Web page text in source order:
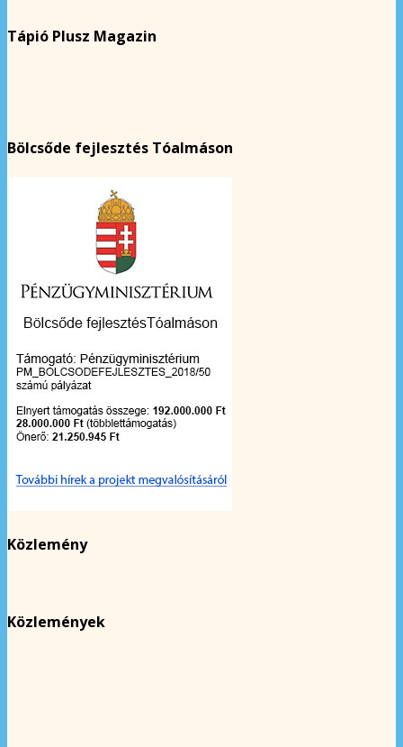
Tápió Plusz Magazin
Bölcsőde fejlesztés Tóalmáson
Közlemény
Közlemények